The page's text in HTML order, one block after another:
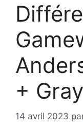
+ Gray
14 avril 2023